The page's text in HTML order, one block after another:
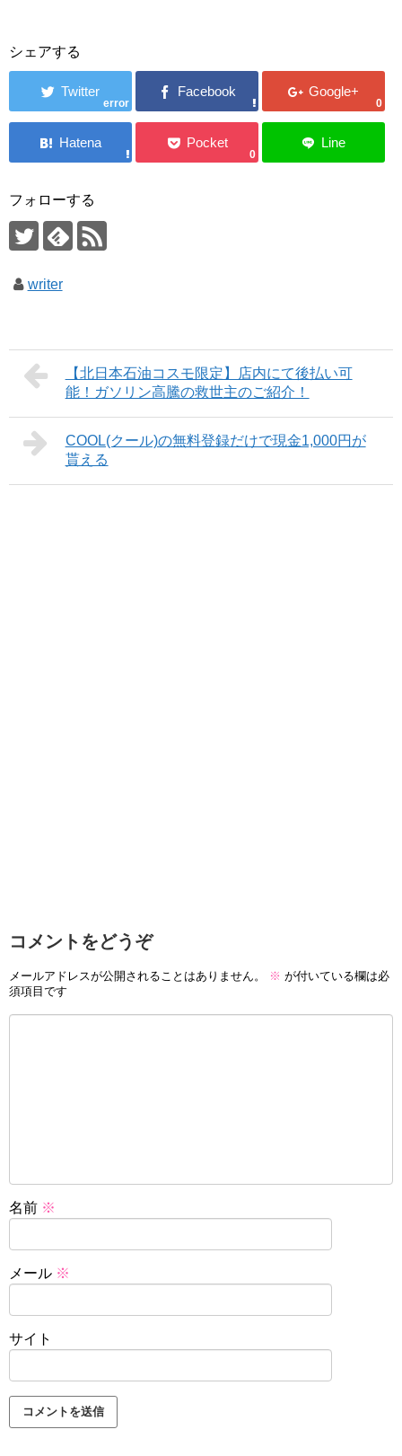
シェアする
error 0
0
フォローする
writer
【北日本石油コスモ限定】店内にて後払い可
能！ガソリン高騰の救世主のご紹介！
COOL(クール)の無料登録だけで現金1,000円が
貰える
コメントをどうぞ
メールアドレスが公開されることはありません。 ※ が付いている欄は必
須項目です
名前 ※
メール ※
サイト